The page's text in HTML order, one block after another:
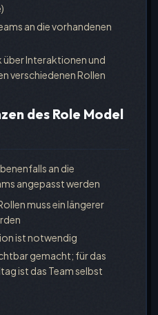
an die vorhandenen
Interaktionen und
verschiedenen Rollen
des Role Model
an die
angepasst werden
muss ein längerer
ist notwendig
gemacht; für das
ist das Team selbst